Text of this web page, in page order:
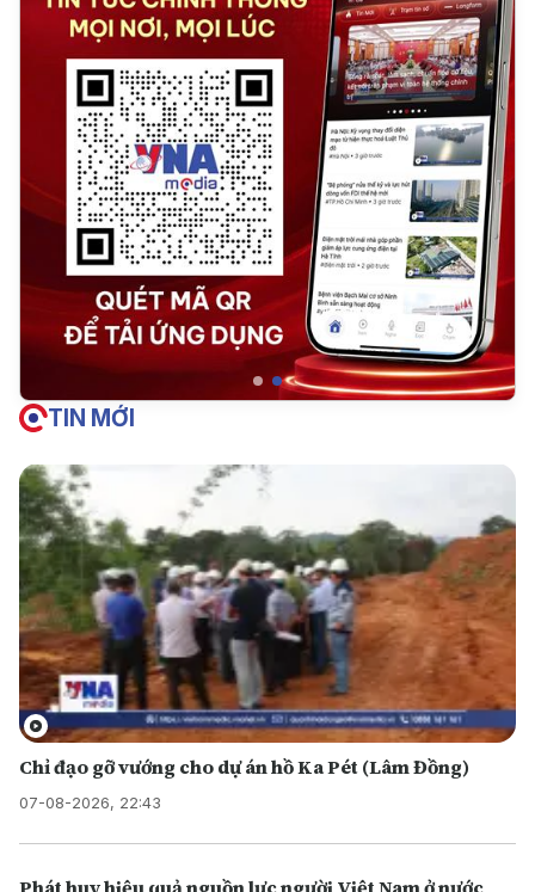
TIN MỚI
Chỉ đạo gỡ vướng cho dự án hồ Ka Pét (Lâm Đồng)
07-08-2026, 22:43